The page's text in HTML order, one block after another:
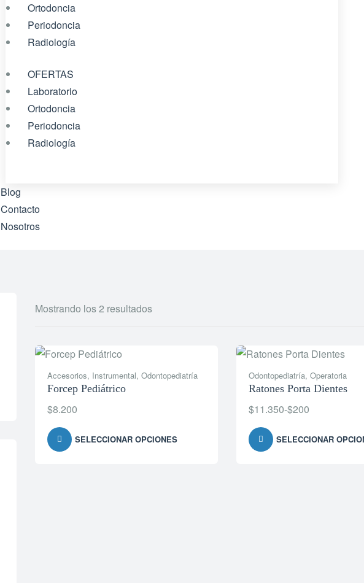
Ortodoncia
Periodoncia
Radiología
OFERTAS
Laboratorio
Ortodoncia
Periodoncia
Radiología
Blog
Contacto
Nosotros
Mostrando los 2 resultados
Accesorios, Instrumental, Odontopediatría
Forcep Pediátrico
$8.200
SELECCIONAR OPCIONES
Odontopediatría, Operatoria
Ratones Porta Dientes
$200
-
$11.350
SELECCIONAR